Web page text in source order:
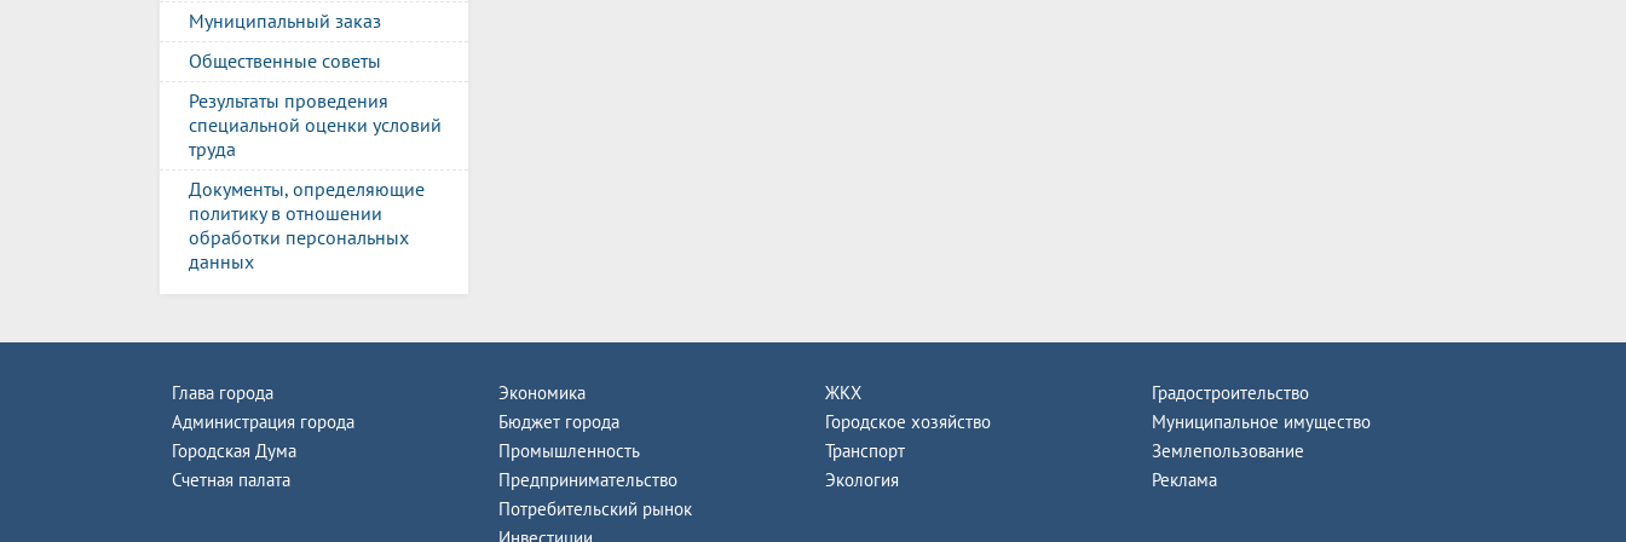
Муниципальный заказ
Общественные советы
Результаты проведения
специальной оценки условий
труда
Документы, определяющие
политику в отношении
обработки персональных
данных
Глава города
Администрация города
Городская Дума
Счетная палата
Экономика
Бюджет города
Промышленность
Предпринимательство
Потребительский рынок
ЖКХ
Городское хозяйство
Транспорт
Экология
Градостроительство
Муниципальное имущество
Землепользование
Реклама